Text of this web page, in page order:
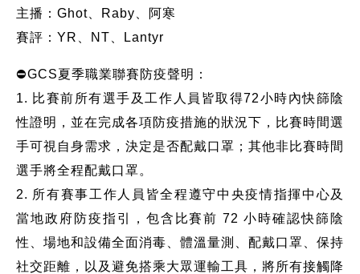
主播：Ghot、Raby、阿寒
賽評：YR、NT、Lantyr
⛔GCS夏季職業聯賽防疫聲明：
1. 比賽前所有選手及工作人員皆取得72小時內快篩陰
性證明，並在完成各項防疫措施的狀況下，比賽時間選
手可視自身需求，決定是否配戴口罩；其他非比賽時間
選手將全程配戴口罩。
2. 所有賽事工作人員皆全程遵守中央疫情指揮中心及
當地政府防疫指引，包含比賽前 72 小時確認快篩陰
性、場地和設備全面消毒、體溫量測、配戴口罩、保持
社交距離，以及避免搭乘大眾運輸工具，將所有接觸降